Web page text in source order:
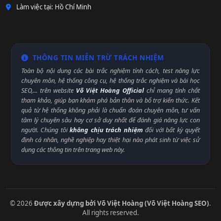
Làm việc tại: Hồ Chí Minh
THÔNG TIN MIỄN TRỪ TRÁCH NHIỆM
Toàn bộ nội dung các bài trắc nghiệm tính cách, test năng lực
chuyên môn, hệ thống công cụ, hệ thống trắc nghiệm và bài học
SEO,... trên website Võ Việt Hoàng Official chỉ mang tính chất
tham khảo, giúp bạn khám phá bản thân và bổ trợ kiến thức. Kết
quả từ hệ thống không phải là chuẩn đoán chuyên môn, tư vấn
tâm lý chuyên sâu hay cơ sở duy nhất để đánh giá năng lực con
người. Chúng tôikhông chịu trách nhiệm đối với bất kỳ quyết
định cá nhân, nghề nghiệp hay thiệt hại nào phát sinh từ việc sử
dụng các thông tin trên trang web này.
© 2026 Được xây dựng bởi Võ Việt Hoàng (Võ Việt Hoàng SEO).
All rights reserved.